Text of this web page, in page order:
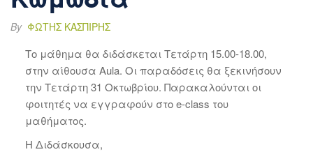
By ΦΏΤΗΣ ΚΑΣΠΊΡΗΣ
Το μάθημα θα διδάσκεται Τετάρτη 15.00-18.00,
στην αίθουσα Aula. Οι παραδόσεις θα ξεκινήσουν
την Τετάρτη 31 Οκτωβρίου. Παρακαλούνται οι
φοιτητές να εγγραφούν στο e-class του
μαθήματος.
Η Διδάσκουσα,